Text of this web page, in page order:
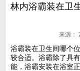
林内浴霸装在卫
来源：
浴霸装在卫生间哪个
较合适。浴霸除了具
能，浴霸安装在浴室